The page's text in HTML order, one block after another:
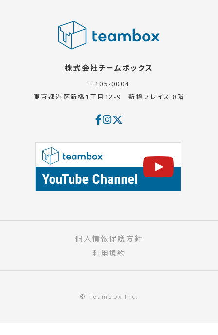
株式会社チームボックス
〒105-0004
東京都港区新橋1丁目12-9新橋プレイス 8階
個人情報保護方針
利用規約
© Teambox Inc.